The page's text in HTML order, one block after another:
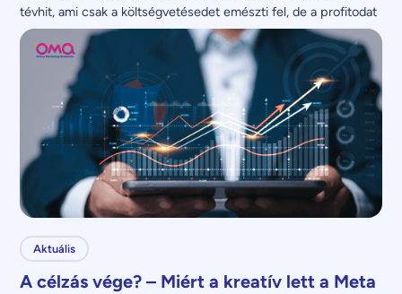
tévhit, ami csak a költségvetésedet emészti fel, de a profitodat
nem növeli.
Aktuális
A célzás vége? – Miért a kreatív lett a Meta